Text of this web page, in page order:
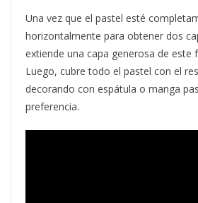
Una vez que el pastel esté
horizontalmente para obtener dos
extiende una capa generosa de este
Luego, cubre todo el pastel con el
decorando con espátula o manga
preferencia.